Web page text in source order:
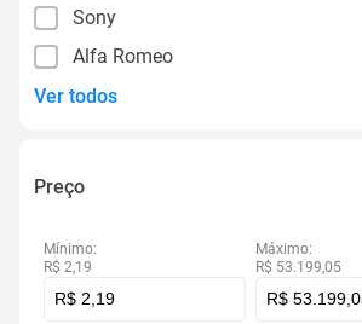
Sony
Alfa Romeo
Ver todos
Preço
Mínimo:
R$ 2,19
Máximo:
R$ 53.199,05